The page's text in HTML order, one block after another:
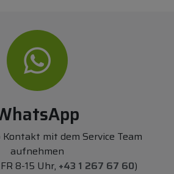
mit dem Service Team
aufnehmen
8-15 Uhr, +43 1 267 67 60)